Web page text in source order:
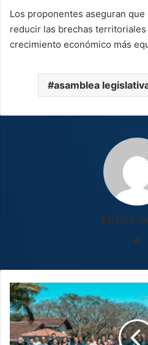
Los proponentes aseguran
reducir las brechas
crecimiento económico más
asamblea
Emilio
Alajuelense
y
Saprissa
destacan
entre